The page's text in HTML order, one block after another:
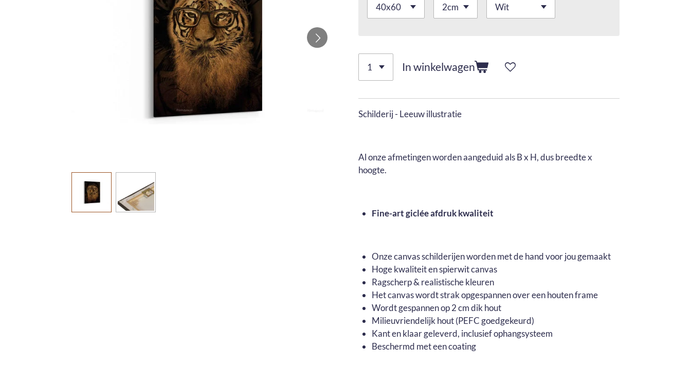
In winkelwagen
Schilderij - Leeuw illustratie
Al onze afmetingen worden aangeduid als B x H, dus breedte x
hoogte.
Fine-art giclée afdruk kwaliteit
Onze canvas schilderijen worden met de hand voor jou gemaakt
Hoge kwaliteit en spierwit canvas
Ragscherp & realistische kleuren
Het canvas wordt strak opgespannen over een houten frame
Wordt gespannen op 2 cm dik hout
Milieuvriendelijk hout (PEFC goedgekeurd)
Kant en klaar geleverd, inclusief ophangsysteem
Beschermd met een coating